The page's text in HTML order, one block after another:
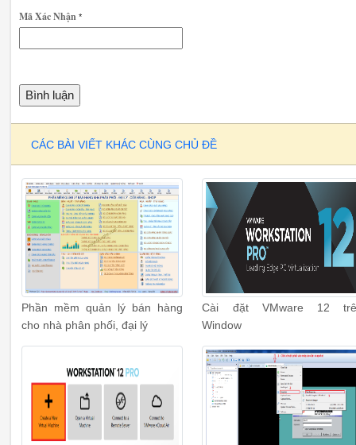
Mã Xác Nhận *
CÁC BÀI VIẾT KHÁC CÙNG CHỦ ĐỀ
Phần mềm quản lý bán hàng
cho nhà phân phối, đại lý
Cài đặt VMware 12
Window